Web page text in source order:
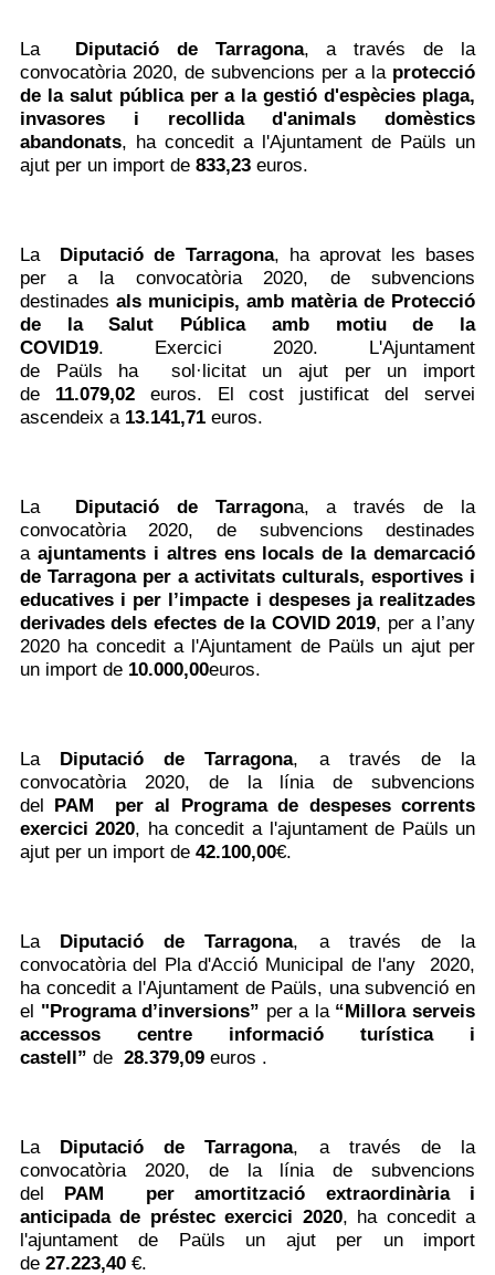
La Diputació de Tarragona,a través de la
convocatòria 2020, de subvencions per a la protecció
de la salut pública per a la gestió d'espècies plaga,
invasores i recollida d'animals domèstics
abandonats, ha concedit a l'Ajuntament de Paüls un
ajut per un import de 833,23euros.
La Diputació de Tarragona, ha aprovat les bases
per a la convocatòria 2020, de subvencions
destinades als municipis, amb matèria de Protecció
de la Salut Pública amb motiu de la
COVID19. Exercici 2020. L'Ajuntament
de Paüls ha sol·licitat un ajut per un import
de 11.079,02 euros. El cost justificat del servei
ascendeix a 13.141,71euros.
La Diputació de Tarragona, a travésde la
convocatòria 2020, de subvencions destinades
a ajuntaments i altres ens locals de la demarcació
de Tarragona per a activitats culturals, esportives i
educatives i per l’impacte i despeses ja realitzades
derivades dels efectes de la COVID 2019, per a l’any
2020 ha concedit a l'Ajuntament de Paüls un ajut per
un import de 10.000,00euros.
La Diputació de Tarragona, a través de la
convocatòria 2020, de la línia de subvencions
del PAM per al Programa de despeses corrents
exercici 2020, ha concedit a l'ajuntament de Paüls un
ajut per un import de 42.100,00€.
La Diputació de Tarragona, a través de la
convocatòria del Pla d'Acció Municipal de l'any 2020,
ha concedit a l'Ajuntament de Paüls, una subvenció en
el "Programa d’inversions” per a la “Millora serveis
accessos centre informació turística i
castell” de 28.379,09euros .
La Diputació de Tarragona, a través de la
convocatòria 2020, de la línia de subvencions
del PAM per amortització extraordinària i
anticipada de préstec exercici 2020, ha concedit a
l'ajuntament de Paüls un ajut per un import
de 27.223,40 €.